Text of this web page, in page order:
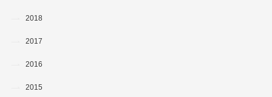
2018
2017
2016
2015